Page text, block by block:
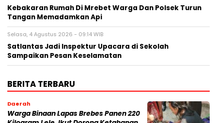
Kebakaran Rumah Di Mrebet Warga Dan Polsek Turun
Tangan Memadamkan Api
Selasa, 4 Agustus 2026 - 09:14 WIB
Satlantas Jadi Inspektur Upacara di Sekolah
Sampaikan Pesan Keselamatan
BERITA TERBARU
Daerah
Warga Binaan Lapas Brebes Panen 220